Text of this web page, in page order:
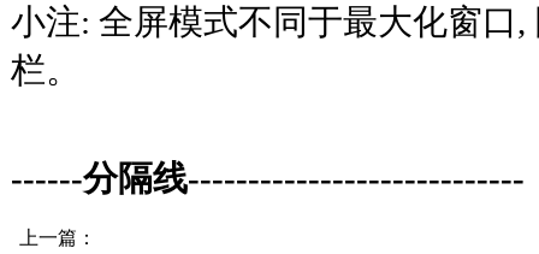
小注: 全屏模式不同于最大化窗口
栏。
------分隔线----------------------------
上一篇：